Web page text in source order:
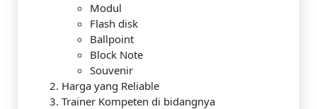
Modul
Flash disk
Ballpoint
Block Note
Souvenir
Harga yang Reliable
Trainer Kompeten di bidangnya